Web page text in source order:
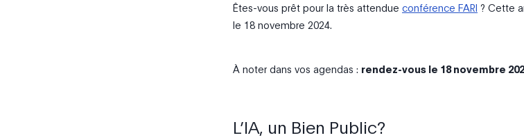
Êtes-vous prêt pour la très attendue conférence FARI ? Cette
le 18 novembre 2024.
À noter dans vos agendas : rendez-vous le 18 novembre
L’IA, un Bien Public?